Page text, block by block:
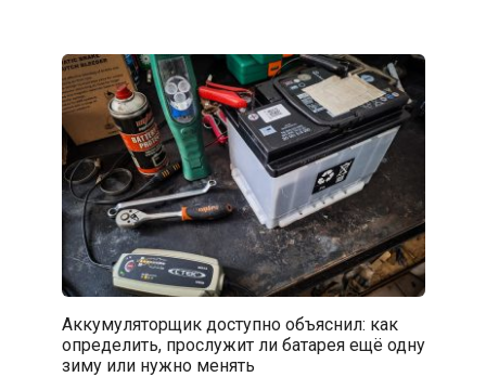
Аккумуляторщик доступно объяснил: как
определить, прослужит ли батарея ещё одну
зиму или нужно менять